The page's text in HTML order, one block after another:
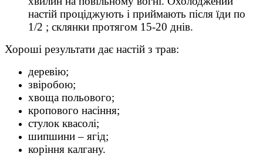
настій проціджують і приймають після їди по
1/2 ; склянки протягом 15-20 днів.
Хороші результати дає настій з трав:
деревію;
звіробою;
хвоща польового;
кропового насіння;
стулок квасолі;
шипшини – ягід;
коріння калгану.